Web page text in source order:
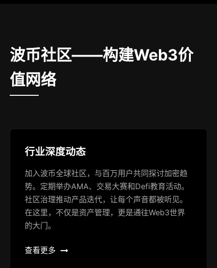
波币社区——构建Web3价
值网络
行业深度动态
加入波币全球社区，与百万用户共同探讨加密趋
势。定期举办AMA、交易大赛和Defi教育活动。
社区治理推动产品迭代，让每个声音都被听见。
在这里，不仅是资产管理，更是通往Web3世界
的大门。
查看更多